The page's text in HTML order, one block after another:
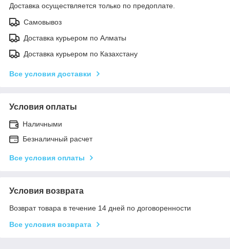
Доставка осуществляется только по предоплате.
Самовывоз
Доставка курьером по Алматы
Доставка курьером по Казахстану
Все условия доставки
Условия оплаты
Наличными
Безналичный расчет
Все условия оплаты
Условия возврата
Возврат товара в течение 14 дней по договоренности
Все условия возврата